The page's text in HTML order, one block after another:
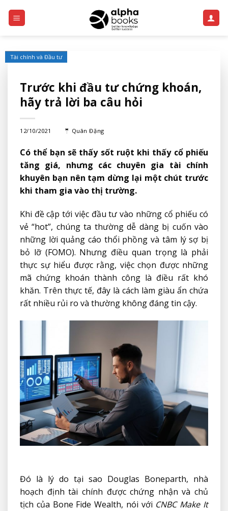
Tài chính và Đầu tư
Trước khi đầu tư chứng khoán,
hãy trả lời ba câu hỏi
12/10/2021 🤵 Quân Đặng
Có thể bạn sẽ thấy sốt ruột khi thấy cổ phiếu
tăng giá, nhưng các chuyên gia tài chính
khuyên bạn nên tạm dừng lại một chút trước
khi tham gia vào thị trường.
Khi đề cập tới việc đầu tư vào những cổ phiếu có
vẻ “hot”, chúng ta thường dễ dàng bị cuốn vào
những lời quảng cáo thổi phồng và tâm lý sợ bị
bỏ lỡ (FOMO). Nhưng điều quan trọng là phải
thực sự hiểu được rằng, việc chọn được những
mã chứng khoán thành công là điều rất khó
khăn. Trên thực tế, đây là cách làm giàu ẩn chứa
rất nhiều rủi ro và thường không đáng tin cậy.
Đó là lý do tại sao Douglas Boneparth, nhà
hoạch định tài chính được chứng nhận và chủ
tịch của Bone Fide Wealth, nói với CNBC Make It